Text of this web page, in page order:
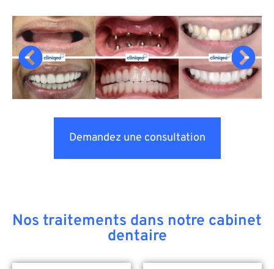
Demandez une consultation
Nos traitements dans notre cabinet
dentaire